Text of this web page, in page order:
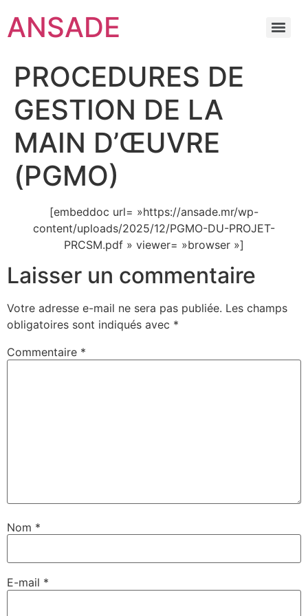
ANSADE
PROCEDURES DE
GESTION DE LA
MAIN D’ŒUVRE
(PGMO)
[embeddoc url= »https://ansade.mr/wp-
content/uploads/2025/12/PGMO-DU-PROJET-
PRCSM.pdf » viewer= »browser »]
Laisser un commentaire
Votre adresse e-mail ne sera pas publiée. Les champs
obligatoires sont indiqués avec *
Commentaire *
Nom *
E-mail *